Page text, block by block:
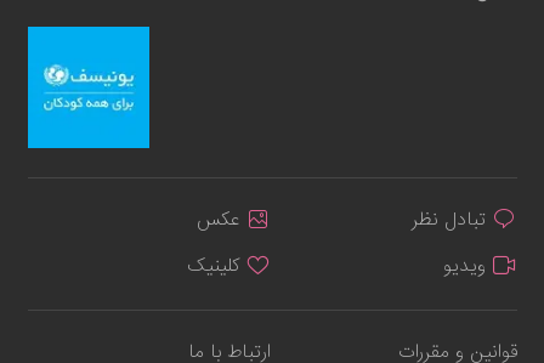
تبادل نظر
عکس
ویدیو
کلینیک
قوانین و مقررات ارتباط با ما